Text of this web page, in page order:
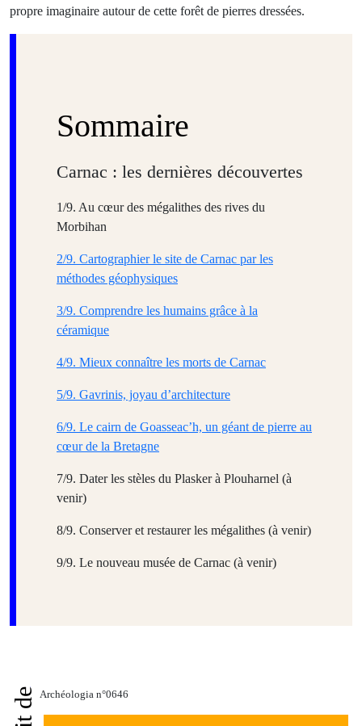
propre imaginaire autour de cette forêt de pierres dressées.
Sommaire
Carnac : les dernières découvertes
1/9. Au cœur des mégalithes des rives du
Morbihan
2/9. Cartographier le site de Carnac par les
méthodes géophysiques
3/9. Comprendre les humains grâce à la
céramique
4/9. Mieux connaître les morts de Carnac
5/9. Gavrinis, joyau d’architecture
6/9. Le cairn de Goasseac’h, un géant de pierre au
cœur de la Bretagne
7/9. Dater les stèles du Plasker à Plouharnel (à
venir)
8/9. Conserver et restaurer les mégalithes (à venir)
9/9. Le nouveau musée de Carnac (à venir)
Archéologia n°0646